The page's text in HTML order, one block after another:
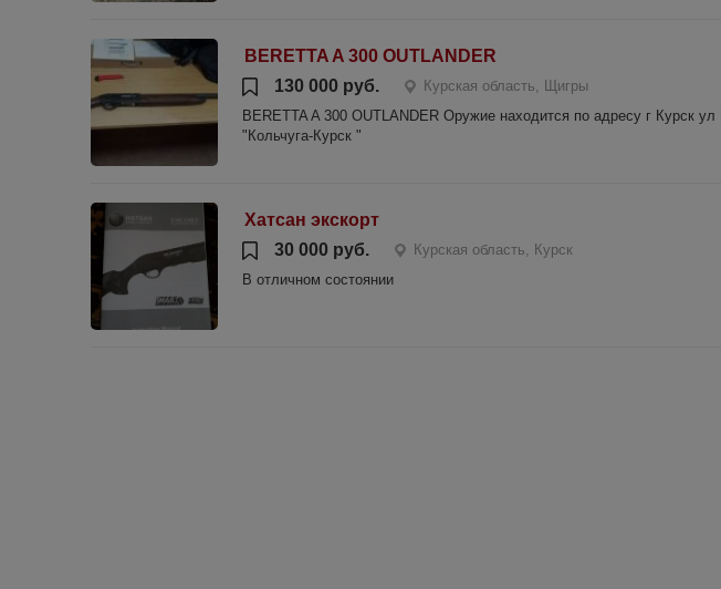
BERETTA A 300 OUTLANDER
130 000 руб.
Курская область, Щигры
BERETTA A 300 OUTLANDER Оружие находится по адресу г Курск
"Кольчуга-Курск "
Хатсан экскорт
30 000 руб.
Курская область, Курск
В отличном состоянии